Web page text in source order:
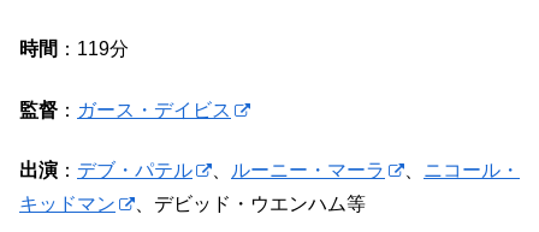
時間 ：119分
監督 ： ガース・デイビス
出演 ： デブ・パテル ルーニー・マーラ
ニコール・
キッドマン
、デビッド・ウエンハム等